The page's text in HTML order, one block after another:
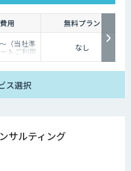
用 無料プラン
（当社準
トご利用
）
なし
ス選択
サルティング